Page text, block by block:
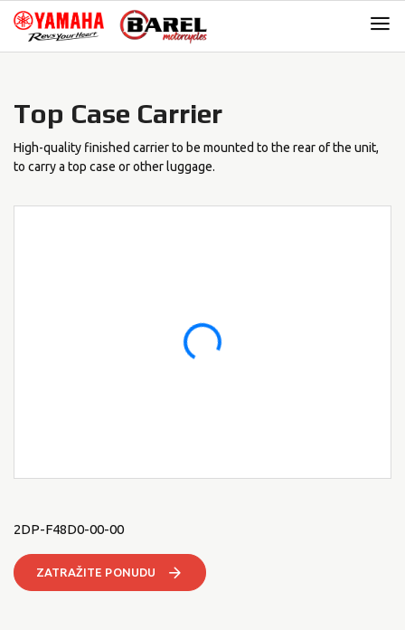
Skip
navigation
Skip
content
Top Case Carrier
High-quality finished carrier to be mounted to the rear of the unit,
to carry a top case or other luggage.
2DP-F48D0-00-00
ZATRAŽITE PONUDU